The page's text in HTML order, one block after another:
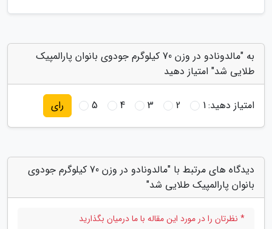
به "مالدونادو در وزن 70 کیلوگرم جودوی بانوان پارالمپیک
طلایی شد" امتیاز دهید
امتیاز دهید:1
2
3
4
5 رای
دیدگاه های مرتبط با "مالدونادو در وزن 70 کیلوگرم جودوی
بانوان پارالمپیک طلایی شد"
* نظرتان را در مورد این مقاله با ما درمیان بگذارید